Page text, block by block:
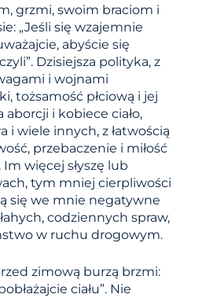
grzmi, swoim braciom i
„Jeśli się wzajemnie
abyście się
Dzisiejsza polityka, z
i wojnami
tożsamość płciową i jej
i kobiece ciało,
i wiele innych, z łatwością
przebaczenie i miłość
więcej słyszę lub
tym mniej cierpliwości
się we mnie negatywne
codziennych spraw,
w ruchu drogowym.
zimową burzą brzmi:
ciału”. Nie